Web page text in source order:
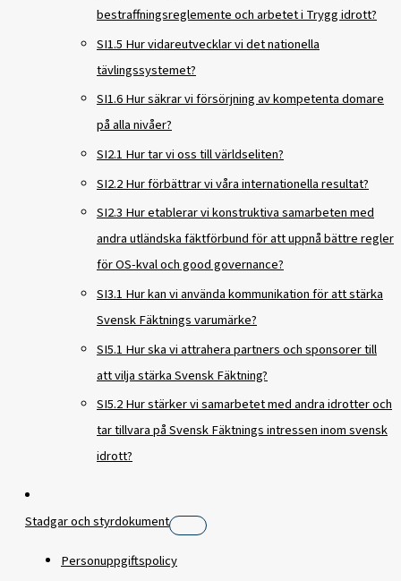
bestraffningsreglemente och arbetet i Trygg idrott?
SI1.5 Hur vidareutvecklar vi det nationella
tävlingssystemet?
SI1.6 Hur säkrar vi försörjning av kompetenta domare
på alla nivåer?
SI2.1 Hur tar vi oss till världseliten?
SI2.2 Hur förbättrar vi våra internationella resultat?
SI2.3 Hur etablerar vi konstruktiva samarbeten med
andra utländska fäktförbund för att uppnå bättre regler
för OS-kval och good governance?
SI3.1 Hur kan vi använda kommunikation för att stärka
Svensk Fäktnings varumärke?
SI5.1 Hur ska vi attrahera partners och sponsorer till
att vilja stärka Svensk Fäktning?
SI5.2 Hur stärker vi samarbetet med andra idrotter och
tar tillvara på Svensk Fäktnings intressen inom svensk
idrott?
Stadgar och styrdokument
Personuppgiftspolicy